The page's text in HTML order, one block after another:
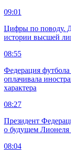
09:01
Цифры по поводу.
истории высшей
08:55
Федерация
оплачивала
характера
08:27
Президент
о будущем
08:04